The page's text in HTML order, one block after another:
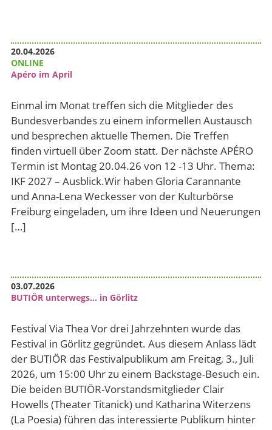
20.04.2026
ONLINE
Apéro im April
Einmal im Monat treffen sich die Mitglieder des
Bundesverbandes zu einem informellen Austausch
und besprechen aktuelle Themen. Die Treffen
finden virtuell über Zoom statt. Der nächste APÉRO
Termin ist Montag 20.04.26 von 12 -13 Uhr. Thema:
IKF 2027 – Ausblick.Wir haben Gloria Carannante
und Anna-Lena Weckesser von der Kulturbörse
Freiburg eingeladen, um ihre Ideen und Neuerungen
[…]
03.07.2026
BUTIÖR unterwegs… in Görlitz
Festival Via Thea Vor drei Jahrzehnten wurde das
Festival in Görlitz gegründet. Aus diesem Anlass lädt
der BUTIÖR das Festivalpublikum am Freitag, 3., Juli
2026, um 15:00 Uhr zu einem Backstage-Besuch ein.
Die beiden BUTIÖR-Vorstandsmitglieder Clair
Howells (Theater Titanick) und Katharina Witerzens
(La Poesia) führen das interessierte Publikum hinter